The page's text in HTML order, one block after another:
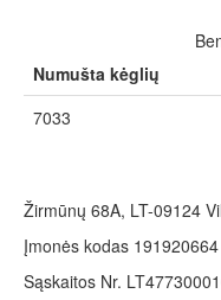
Numušta kėglių
7033
Žirmūnų 68A, LT-09124
Įmonės kodas 191920664
Sąskaitos Nr.